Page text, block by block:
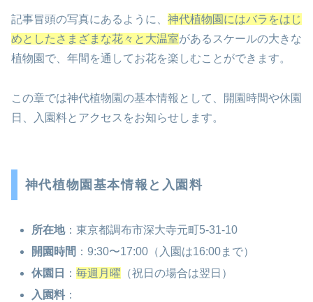
記事冒頭の写真にあるように、 神代植物園にはバラをはじ
めとしたさまざまな花々と大温室があるスケールの大きな
植物園で、年間を通してお花を楽しむことができます。
この章では神代植物園の基本情報として、開園時間や休園
日、入園料とアクセスをお知らせします。
神代植物園基本情報と入園料
所在地：東京都調布市深大寺元町5-31-10
開園時間 ：9:30〜17:00（入園は16:00まで）
休園日
：毎週月曜 （祝日の場合は翌日）
入園料 ：